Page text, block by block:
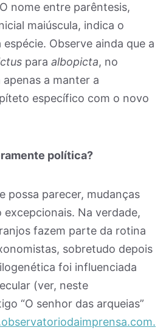
nome entre parêntesis,
maiúscula, indica o
Observe ainda que a
para albopicta, no
a manter a
específico com o novo
política?
possa parecer, mudanças
excepcionais. Na verdade,
fazem parte da rotina
sobretudo depois
foi influenciada
(ver, neste
“O senhor das arqueias”